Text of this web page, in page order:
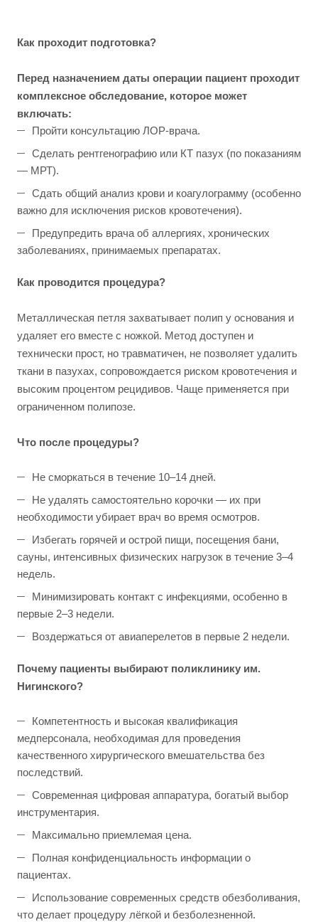
Как проходит подготовка?
Перед назначением даты операции пациент проходит
комплексное обследование, которое может
включать:
Пройти консультацию ЛОР-врача.
Сделать рентгенографию или КТ пазух (по показаниям
— МРТ).
Сдать общий анализ крови и коагулограмму (особенно
важно для исключения рисков кровотечения).
Предупредить врача об аллергиях, хронических
заболеваниях, принимаемых препаратах.
Как проводится процедура?
Металлическая петля захватывает полип у основания и
удаляет его вместе с ножкой. Метод доступен и
технически прост, но травматичен, не позволяет удалить
ткани в пазухах, сопровождается риском кровотечения и
высоким процентом рецидивов. Чаще применяется при
ограниченном полипозе.
Что после процедуры?
Не сморкаться в течение 10–14 дней.
Не удалять самостоятельно корочки — их при
необходимости убирает врач во время осмотров.
Избегать горячей и острой пищи, посещения бани,
сауны, интенсивных физических нагрузок в течение 3–4
недель.
Минимизировать контакт с инфекциями, особенно в
первые 2–3 недели.
Воздержаться от авиаперелетов в первые 2 недели.
Почему пациенты выбирают поликлинику им.
Нигинского?
Компетентность и высокая квалификация
медперсонала, необходимая для проведения
качественного хирургического вмешательства без
последствий.
Современная цифровая аппаратура, богатый выбор
инструментария.
Максимально приемлемая цена.
Полная конфиденциальность информации о
пациентах.
Использование современных средств обезболивания,
что делает процедуру лёгкой и безболезненной.